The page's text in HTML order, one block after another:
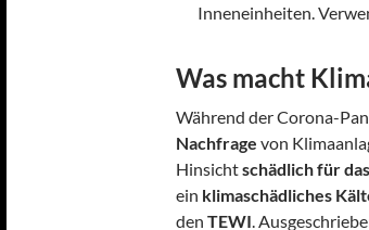
Inneneinheiten.
Was macht
Während der Corona-
Nachfrage von
Hinsichtschädlich für
ein klimaschädliches
den TEWI.